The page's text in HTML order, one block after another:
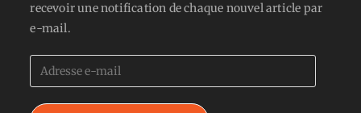
recevoir une notification de chaque nouvel article par
e-mail.
Adresse
e-
mail